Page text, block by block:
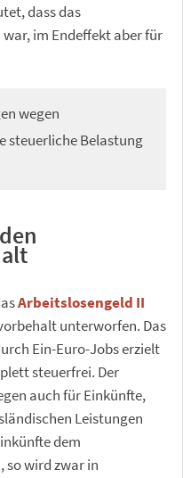
dass das
im Endeffekt aber für
wegen
steuerliche Belastung
Arbeitslosengeld II
unterworfen. Das
Ein-Euro-Jobs erzielt
steuerfrei. Der
auch für Einkünfte,
Leistungen
dem
so wird zwar in